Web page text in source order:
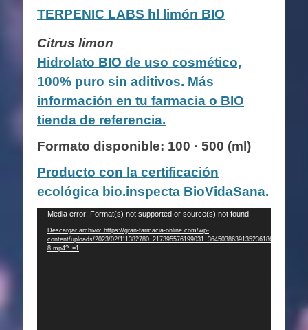
TERPENIC LABS hl limón BIO
Citrus limon
Hidrolato BIO de uso cosmético,
100% puro sin aditivos. Más
información en tu farmacia o BIO
tienda de referencia.
Formato disponible: 100 · 500 (ml)
Producto con la certificación
ecológica bio.inspecta BioVidaSana.
Reproductor
vídeo
Media error: Format(s) not supported or source(s) not found
Descargar archivo: https://gran-farmacia-online.com/wp-
content/uploads/2023/02/111382780_217395576199031_3645038639135236186_n-
8.mp4?_=1